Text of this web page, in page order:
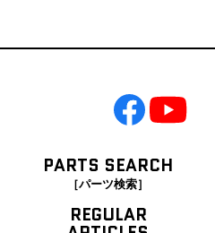
PARTS SEARCH
［パーツ検索］
REGULAR